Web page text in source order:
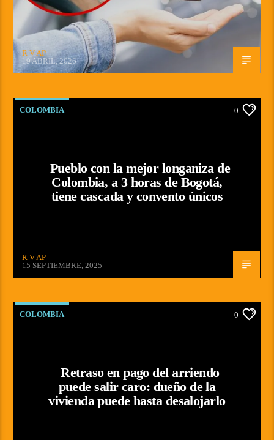
R V AP
19 ABRIL, 2026
COLOMBIA 0
Pueblo con la mejor longaniza de
Colombia, a 3 horas de Bogotá,
tiene cascada y convento únicos
R V AP
15 SEPTIEMBRE, 2025
COLOMBIA 0
Retraso en pago del arriendo
puede salir caro: dueño de la
vivienda puede hasta desalojarlo